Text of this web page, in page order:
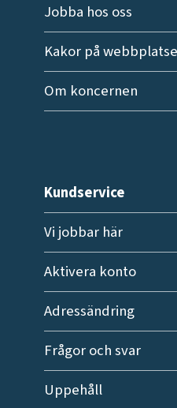
Jobba hos oss
Kakor på
Om koncernen
Kundservice
Vi jobbar här
Aktivera konto
Adressändring
Frågor och svar
Uppehåll